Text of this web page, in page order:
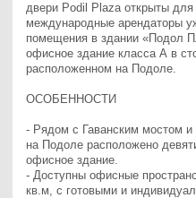
двери Podil Plaza открыты
международные арендаторы
помещения в здании «Подол
офисное здание класса А в
расположенном на Подоле.
ОСОБЕННОСТИ
- Рядом с Гаванским мостом
на Подоле расположено
офисное здание.
- Доступны офисные
кв.м, с готовыми и